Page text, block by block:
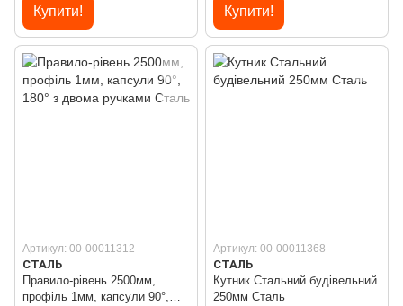
Купити! Купити!
Артикул: 00-00011312
СТАЛЬ
Правило-рівень 2500мм,
профіль 1мм, капсули 90°,
Артикул: 00-00011368
СТАЛЬ
Кутник Стальний будівельний
250мм Сталь